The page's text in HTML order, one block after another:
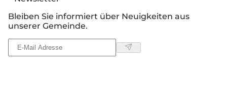
Bleiben Sie informiert über Neuigkeiten aus
unserer Gemeinde.